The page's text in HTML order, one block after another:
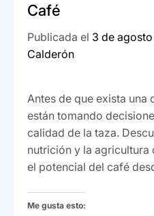
Café
Publicada el 3 de
Calderón
Antes de que exista una
están tomando
calidad de la taza.
nutrición y la
el potencial del café
Me gusta esto: